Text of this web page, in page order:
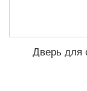
Дверь для